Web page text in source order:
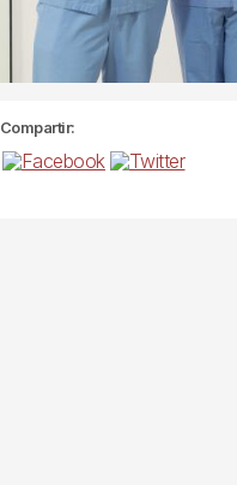
Compartir: